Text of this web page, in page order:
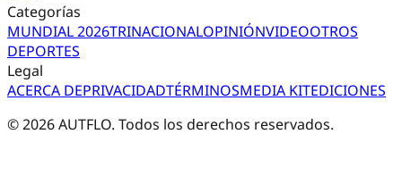
Categorías
MUNDIAL 2026TRINACIONALOPINIÓNVIDEOOTROS
DEPORTES
Legal
ACERCA DEPRIVACIDADTÉRMINOSMEDIA KITEDICIONES
©2026AUTFLO. Todos los derechos reservados.